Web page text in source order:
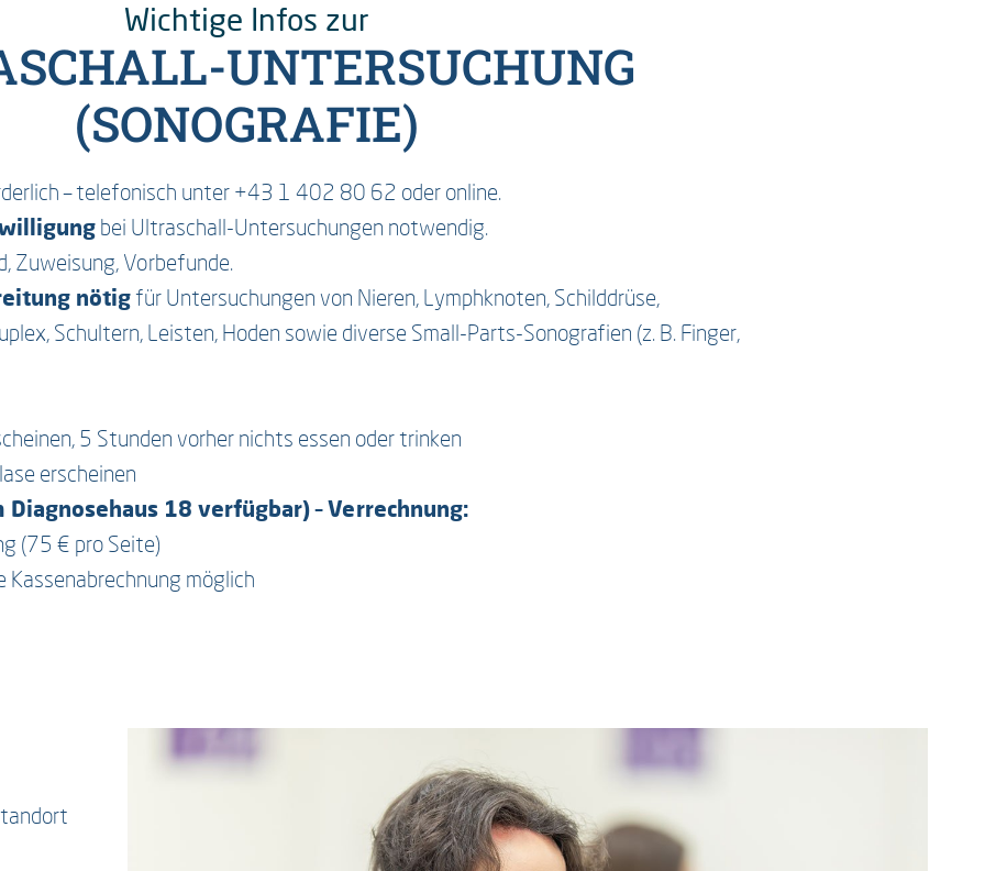
Wichtige Infos zur
UNTERSUCHUNG
(SONOGRAFIE)
– telefonisch unter +43 1 402 80 62 oder online.
bei Ultraschall-Untersuchungen notwendig.
Zuweisung, Vorbefunde.
nötigfür Untersuchungen von Nieren, Lymphknoten, Schilddrüse,
Schultern, Leisten, Hoden sowie diverse Small-Parts-Sonografien (z. B. Finger,
5 Stunden vorher nichts essen oder trinken
erscheinen
18 verfügbar) – Verrechnung:
(75 € pro Seite)
Kassenabrechnung möglich